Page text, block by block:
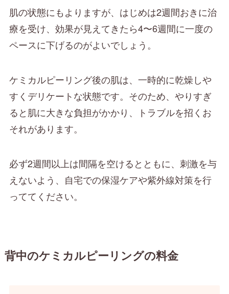
肌の状態にもよりますが、はじめは2週間おきに治
療を受け、効果が見えてきたら4〜6週間に一度の
ペースに下げるのがよいでしょう。
ケミカルピーリング後の肌は、一時的に乾燥しや
すくデリケートな状態です。そのため、やりすぎ
ると肌に大きな負担がかかり、トラブルを招くお
それがあります。
必ず2週間以上は間隔を空けるとともに、刺激を与
えないよう、自宅での保湿ケアや紫外線対策を行
っててください。
背中のケミカルピーリングの料金